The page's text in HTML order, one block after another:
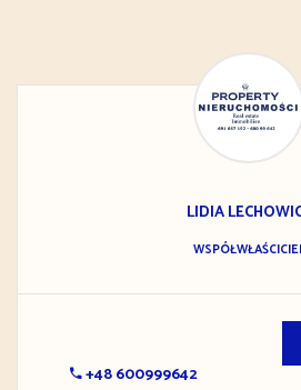
LIDIA
+48 600999642